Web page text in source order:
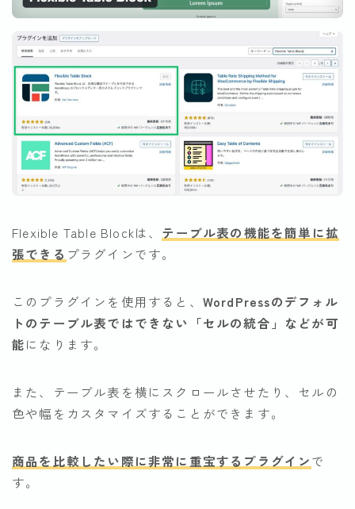
Flexible Table Blockは、 テーブル表の機能を簡単に拡
張できる プラグインです。
このプラグインを使用すると、 WordPressのデフォル
トのテーブル表ではできない「セルの統合」などが可
能になります。
また、テーブル表を横にスクロールさせたり、セルの
色や幅をカスタマイズすることができます。
商品を比較したい際に非常に重宝するプラグインで
す。